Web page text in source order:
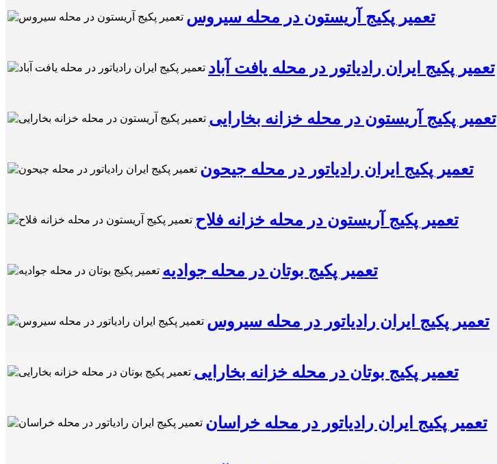
تعمیر پکیج آریستون در محله سیروس
تعمیر پکیج ایران رادیاتور در محله یافت آباد
تعمیر پکیج آریستون در محله خزانه بخارایی
تعمیر پکیج ایران رادیاتور در محله جیحون
تعمیر پکیج آریستون در محله خزانه فلاح
تعمیر پکیج بوتان در محله جوادیه
تعمیر پکیج ایران رادیاتور در محله سیروس
تعمیر پکیج بوتان در محله خزانه بخارایی
تعمیر پکیج ایران رادیاتور در محله خراسان